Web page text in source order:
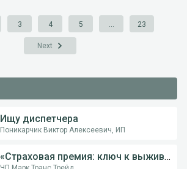
3 4 5 23
Next
Ищу диспетчера
Поникарчик Виктор Алексеевич, ИП
«Страховая премия: ключ к выживанию перевозчика в международной логистике»